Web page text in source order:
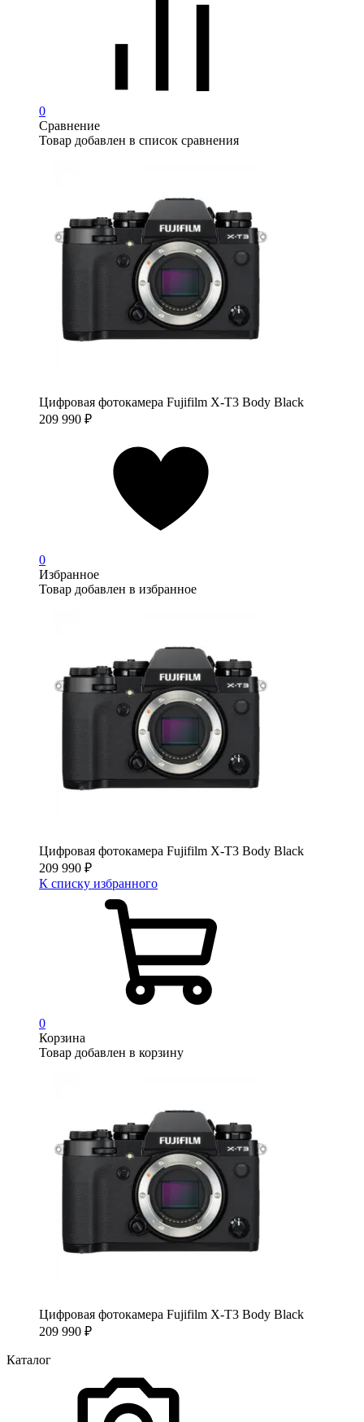
0
Сравнение
Товар добавлен в список сравнения
Цифровая фотокамера Fujifilm X-T3 Body Black
209 990 ₽
0
Избранное
Товар добавлен в избранное
Цифровая фотокамера Fujifilm X-T3 Body Black
209 990 ₽
К списку избранного
0
Корзина
Товар добавлен в корзину
Цифровая фотокамера Fujifilm X-T3 Body Black
209 990 ₽
Каталог